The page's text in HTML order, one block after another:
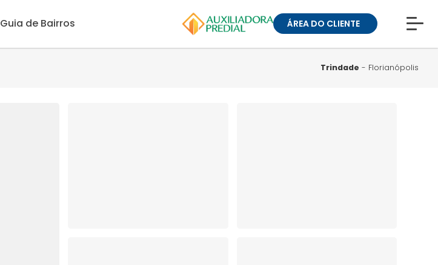
Guia de Bairros ÁREA DO CLIENTE
CONHEÇA A MUCK
BLOG
TRABALHE CONOSCO
Trindade - Florianópolis